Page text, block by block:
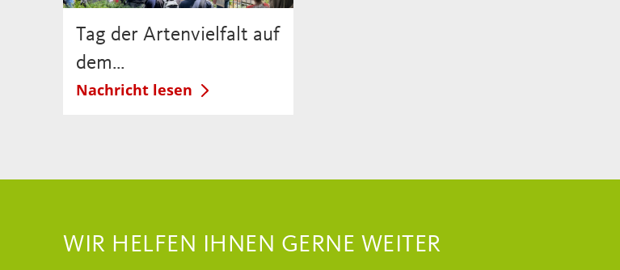
Tag der Artenvielfalt auf
dem…
Nachricht lesen
WIR HELFEN IHNEN GERNE WEITER